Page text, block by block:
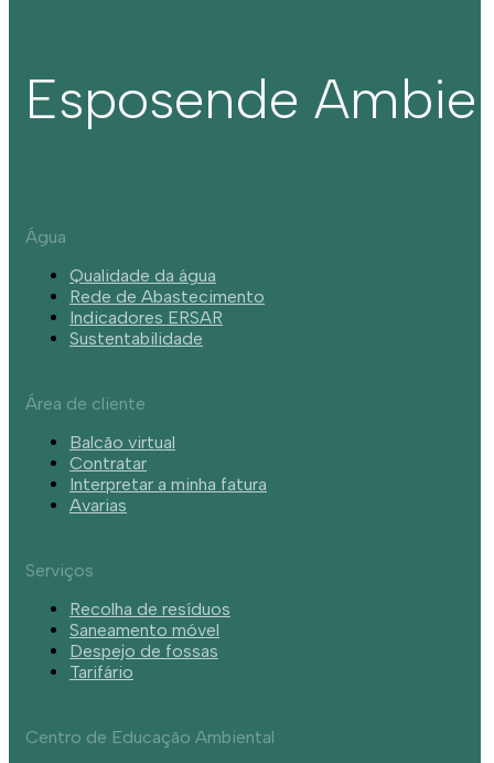
Esposende
Água
Qualidade da água
Rede de Abastecimento
Indicadores ERSAR
Sustentabilidade
Área de cliente
Balcão virtual
Contratar
Interpretar a minha fatura
Avarias
Serviços
Recolha de resíduos
Saneamento móvel
Despejo de fossas
Tarifário
Centro de Educação Ambiental